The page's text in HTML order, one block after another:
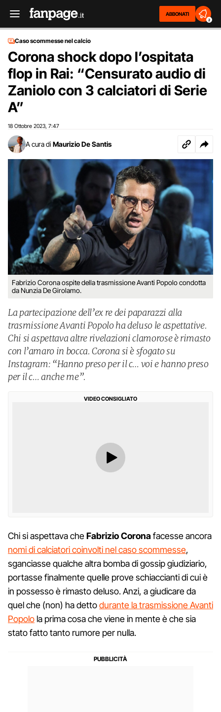
ABBONATI
2
Caso scommesse nel calcio
Corona shock dopo l’ospitata
flop in Rai: “Censurato audio di
Zaniolo con 3 calciatori di Serie
A”
18 Ottobre 2023 7:47
A cura di Maurizio De Santis
Fabrizio Corona ospite della trasmissione Avanti Popolo condotta
da Nunzia De Girolamo.
La partecipazione dell’ex re dei paparazzi alla
trasmissione Avanti Popolo ha deluso le aspettative.
Chi si aspettava altre rivelazioni clamorose è rimasto
con l’amaro in bocca. Corona si è sfogato su
Instagram: “Hanno preso per il c… voi e hanno preso
per il c… anche me”.
VIDEO CONSIGLIATO
Chi si aspettava cheFabrizio Coronafacesse ancora
nomi di calciatori coinvolti nel caso scommesse,
sganciasse qualche altra bomba di gossip giudiziario,
portasse finalmente quelle prove schiaccianti di cui è
in possesso è rimasto deluso. Anzi, a giudicare da
quel che (non) ha dettodurante la trasmissione Avanti
Popolo la prima cosa che viene in mente è che sia
stato fatto tanto rumore per nulla.